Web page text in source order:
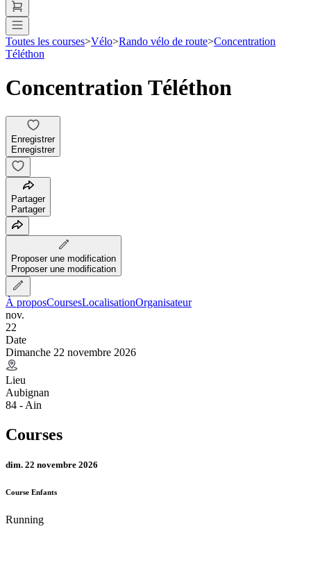
Toutes les courses>Vélo>Rando vélo de route>Concentration
Téléthon
Concentration Téléthon
Enregistrer
Enregistrer
Partager
Partager
Proposer une modification
Proposer une modification
À proposCoursesLocalisationOrganisateur
nov.
22
Date
Dimanche 22 novembre 2026
Lieu
Aubignan
84 - Ain
Courses
dim. 22 novembre 2026
Course Enfants
Running